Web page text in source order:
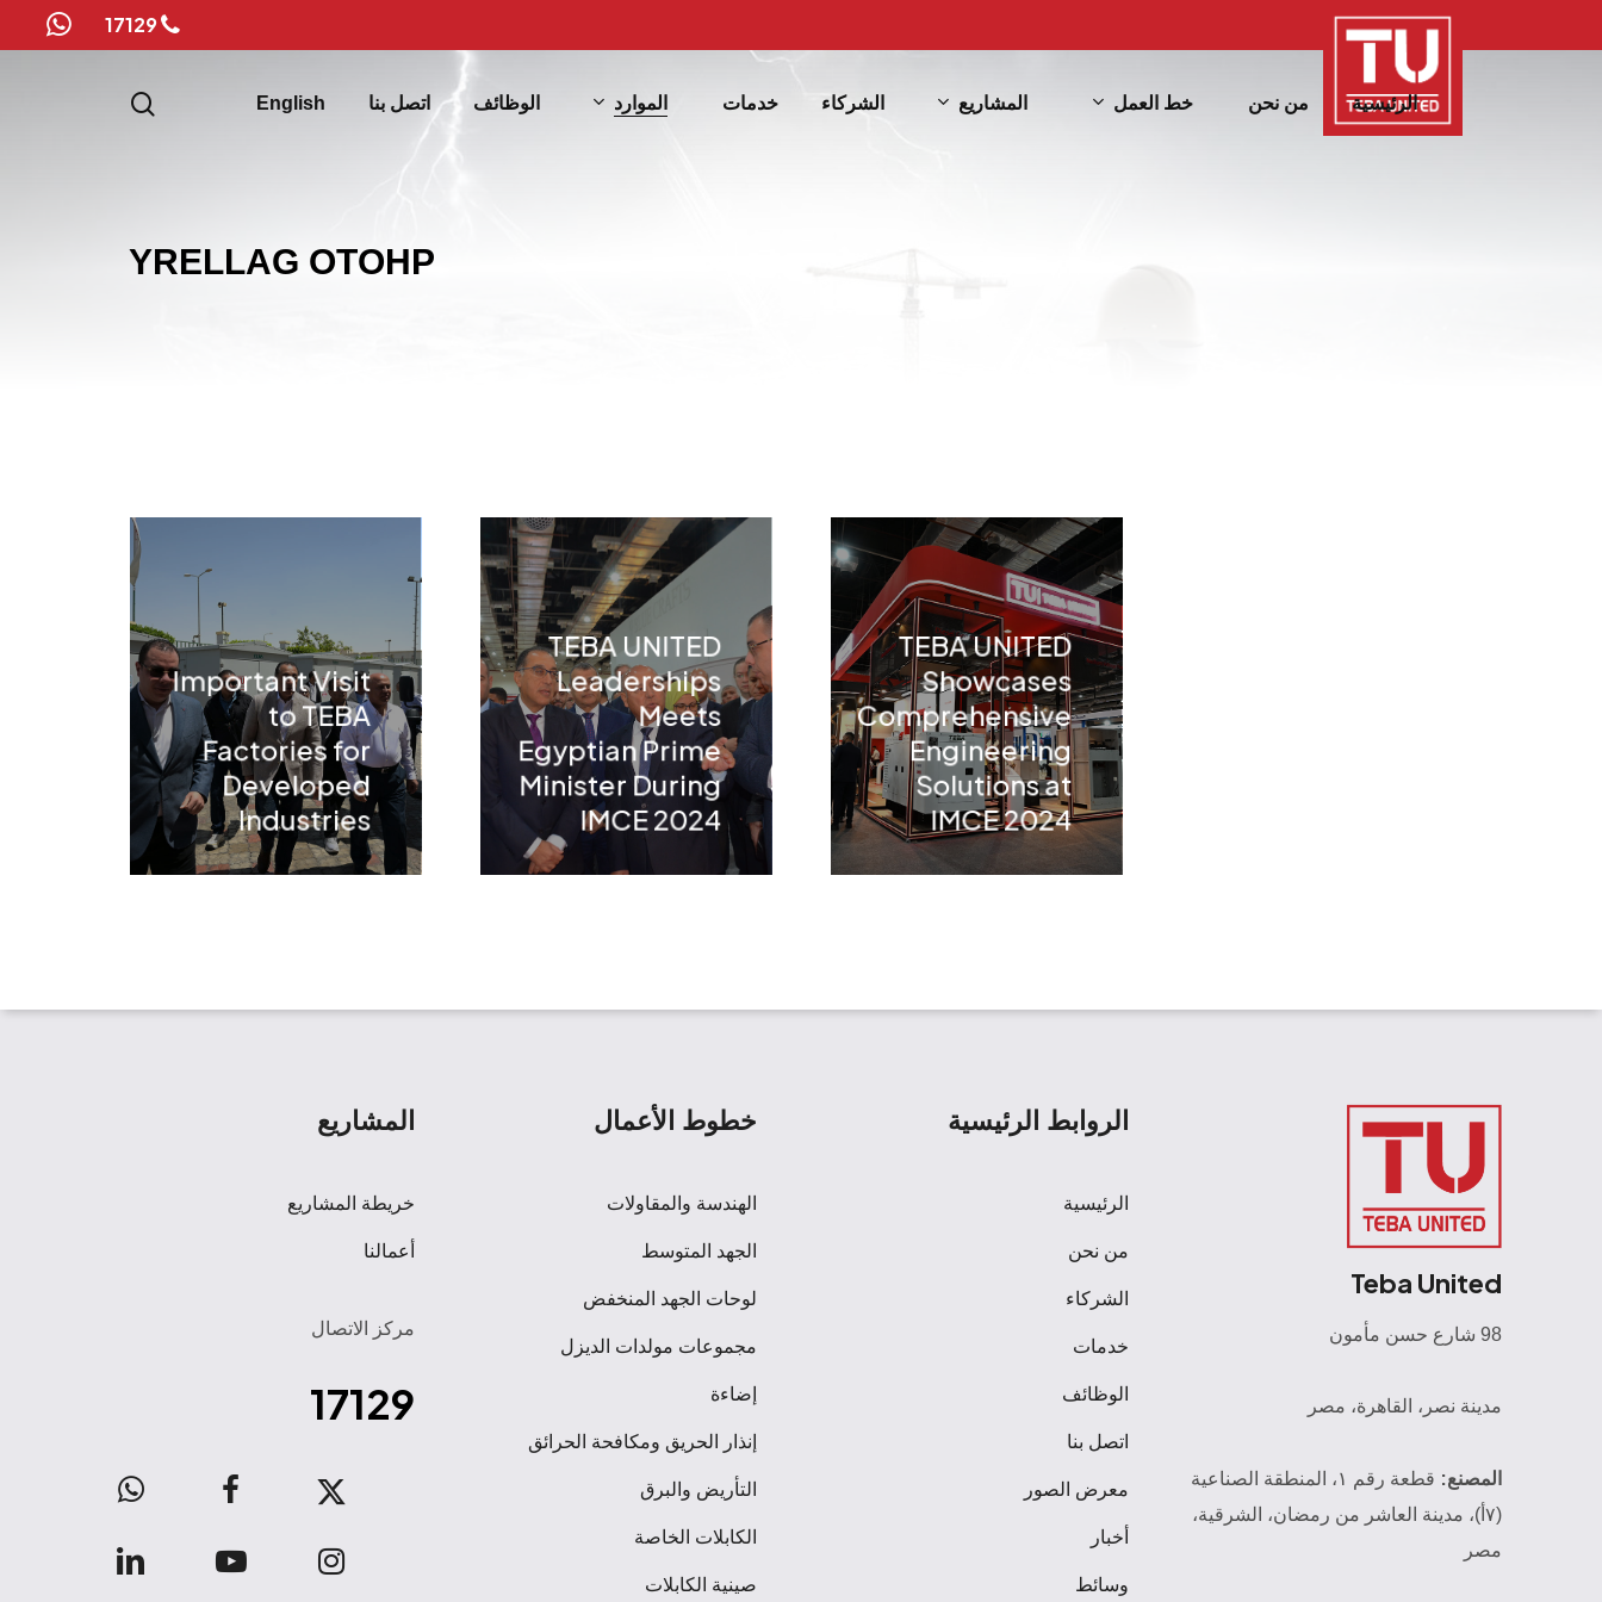
to
whatsapp
الرئيسية من نحن خط العمل المشاريع الشركاء خدمات الموارد الوظائف اتصل بنا English
17129
search
P
H
O
T
O
G
A
L
L
E
R
Y
Important Visit
to TEBA
Factories for
Developed
Industries
TEBA UNITED
Leaderships
Meets
Egyptian Prime
Minister During
IMCE 2024
TEBA UNITED
Showcases
Comprehensive
Engineering
Solutions at
IMCE 2024
Teba United
98 شارع حسن مأمون
مدينة نصر، القاهرة، مصر
المصنع:
قطعة رقم ١، المنطقة الصناعية
(٧أ)، مدينة العاشر من رمضان، الشرقية،
مصر
الروابط الرئيسية
الرئيسية
من نحن
الشركاء
خدمات
الوظائف
اتصل بنا
معرض الصور
أخبار
وسائط
خطوط الأعمال
الهندسة والمقاولات
الجهد المتوسط
لوحات الجهد المنخفض
مجموعات مولدات الديزل
إضاءة
إنذار الحريق ومكافحة الحرائق
التأريض والبرق
الكابلات الخاصة
صينية الكابلات
المشاريع
خريطة المشاريع
أعمالنا
مركز الاتصال
17129
WhatsApp facebook
x-
linkedin youtube instagram